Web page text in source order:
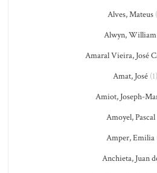
Alves, Mateus
Alwyn, William
Amaral Vieira, José
Amat, José (1)
Amiot, Joseph-
Amoyel, Pascal
Amper, Emilia
Anchieta, Juan